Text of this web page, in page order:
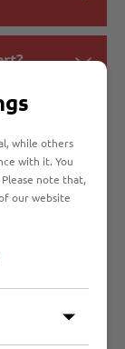
while others
with it. You
note that,
our website